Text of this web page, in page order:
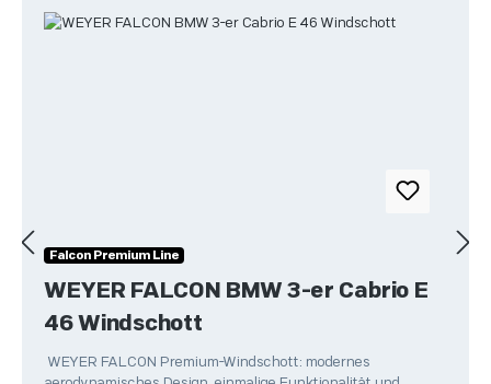
Falcon Premium Line
WEYER FALCON BMW 3-er Cabrio E
46 Windschott
WEYER FALCON Premium-Windschott: modernes